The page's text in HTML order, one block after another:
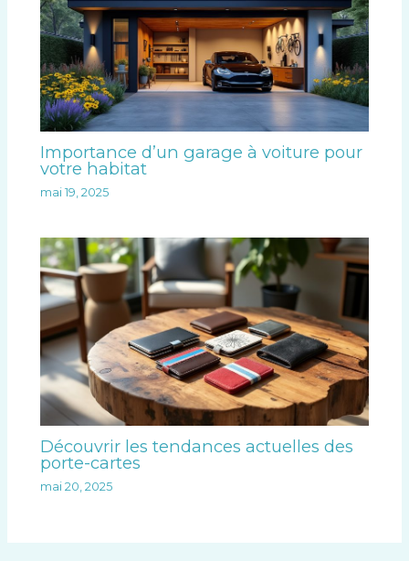
Importance d’un garage à voiture pour
votre habitat
mai 19, 2025
Découvrir les tendances actuelles des
porte-cartes
mai 20, 2025